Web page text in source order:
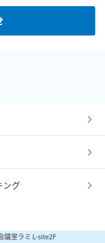
ング
議室ラミ L-site2F